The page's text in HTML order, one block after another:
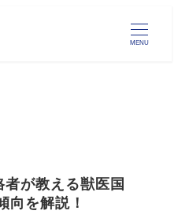
MENU
者が教える獣医国
向を解説！